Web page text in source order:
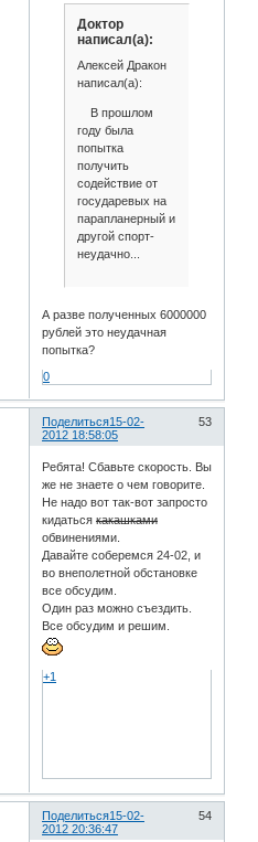
Доктор
написал(а):
Алексей Дракон
написал(а):
В прошлом
году была
попытка
получить
содействие от
государевых на
парапланерный и
другой спорт-
неудачно...
А разве полученных 6000000
рублей это неудачная
попытка?
0
Поделиться 53
15-02-
2012 18:58:05
Ребята! Сбавьте скорость. Вы
же не знаете о чем говорите.
Не надо вот так-вот запросто
кидатьсякакашками
обвинениями.
Давайте соберемся 24-02, и
во внеполетной обстановке
все обсудим.
Один раз можно съездить.
Все обсудим и решим.
+1
Поделиться 54
15-02-
2012 20:36:47